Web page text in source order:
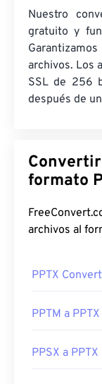
Nuestro
gratuito y
archivos. Los
SSL de 256
después de
PPTX
PPTM a PPTX
PPSX a PPTX